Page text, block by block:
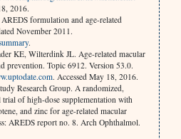
2016.
formulation and age-related
November 2011.
.
KE, Wilterdink JL. Age-related macular
prevention. Topic 6912. Version 53.0.
. Accessed May 18, 2016.
Research Group. A randomized,
of high-dose supplementation with
and zinc for age-related macular
AREDS report no. 8. Arch Ophthalmol.